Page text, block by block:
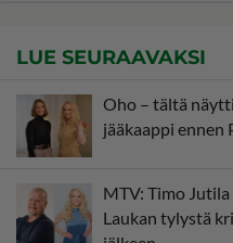
LUE SEURAAVAKSI
Oho – tältä
jääkaappi ennen
MTV: Timo
Laukan tylystä